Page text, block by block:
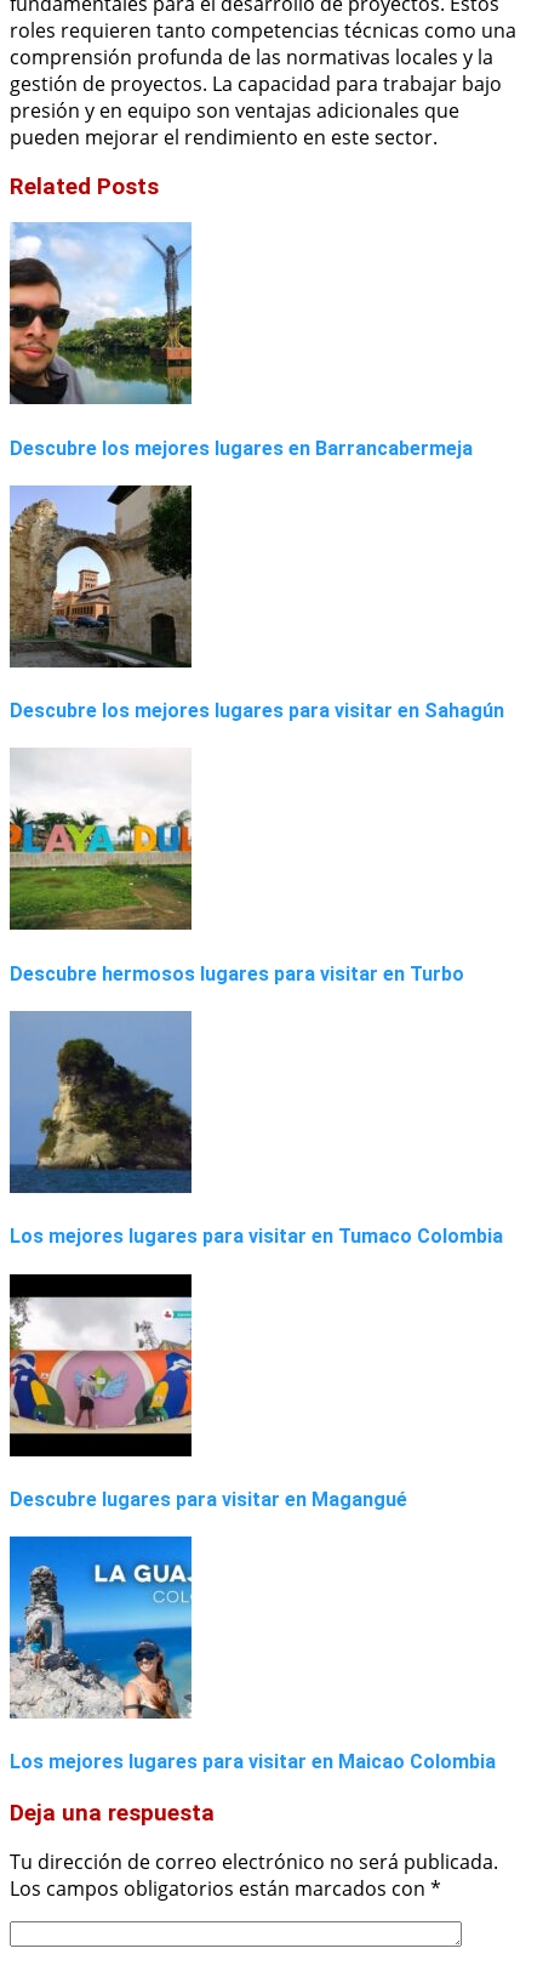
roles requieren tanto competencias técnicas como una
comprensión profunda de las normativas locales y la
gestión de proyectos. La capacidad para trabajar bajo
presión y en equipo son ventajas adicionales que
pueden mejorar el rendimiento en este sector.
Related Posts
Descubre los mejores lugares en Barrancabermeja
Descubre los mejores lugares para visitar en Sahagún
Descubre hermosos lugares para visitar en Turbo
Los mejores lugares para visitar en Tumaco Colombia
Descubre lugares para visitar en Magangué
Los mejores lugares para visitar en Maicao Colombia
Deja una respuesta
Tu dirección de correo electrónico no será publicada.
Los campos obligatorios están marcados con *